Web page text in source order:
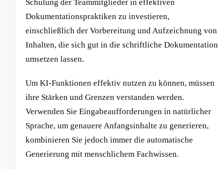
Schulung der Teammitglieder in effektiven
Dokumentationspraktiken zu investieren,
einschließlich der Vorbereitung und Aufzeichnung von
Inhalten, die sich gut in die schriftliche Dokumentation
umsetzen lassen.
Um KI-Funktionen effektiv nutzen zu können, müssen
ihre Stärken und Grenzen verstanden werden.
Verwenden Sie Eingabeaufforderungen in natürlicher
Sprache, um genauere Anfangsinhalte zu generieren,
kombinieren Sie jedoch immer die automatische
Generierung mit menschlichem Fachwissen.